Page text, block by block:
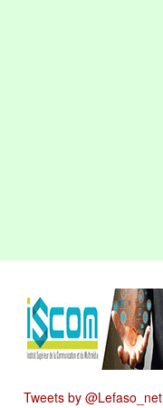
Tweets by @Lefaso_net